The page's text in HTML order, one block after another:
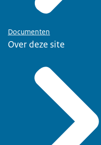
Documenten
Over deze site